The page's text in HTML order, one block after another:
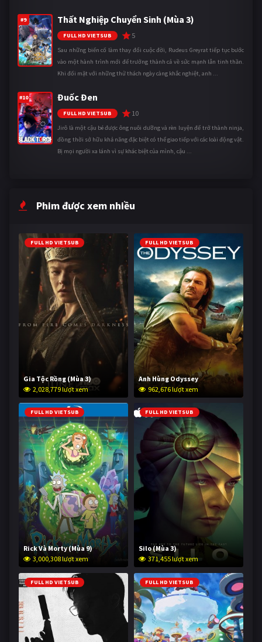
#9 Thất Nghiệp Chuyển Sinh (Mùa 3)
FULL HD VIETSUB 5
Sau những biến cố làm thay đổi cuộc đời, Rudeus Greyrat tiếp tục bước
vào một hành trình mới để trưởng thành cả về sức mạnh lẫn tinh thần.
Khi đối mặt với những thử thách ngày càng khắc nghiệt, anh ...
#10 Đuốc Đen
FULL HD VIETSUB 10
Jirô là một cậu bé được ông nuôi dưỡng và rèn luyện để trở thành ninja,
đồng thời sở hữu khả năng đặc biệt có thể giao tiếp với các loài động vật.
Bị mọi người xa lánh vì sự khác biệt của mình, cậu ...
Phim được xem nhiều
FULL HD VIETSUB
Gia Tộc Rồng (Mùa 3)
2,028,779 lượt xem
FULL HD VIETSUB
Anh Hùng Odyssey
962,676 lượt xem
FULL HD VIETSUB
Rick Và Morty (Mùa 9)
3,000,308 lượt xem
FULL HD VIETSUB
Silo (Mùa 3)
371,455 lượt xem
FULL HD VIETSUB FULL HD VIETSUB